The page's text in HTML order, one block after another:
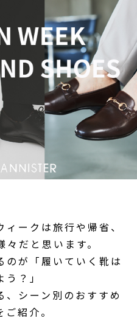
ークは旅行や帰省、
だと思います。
のが「履いていく靴は
う？」
、シーン別のおすすめ
ご紹介。